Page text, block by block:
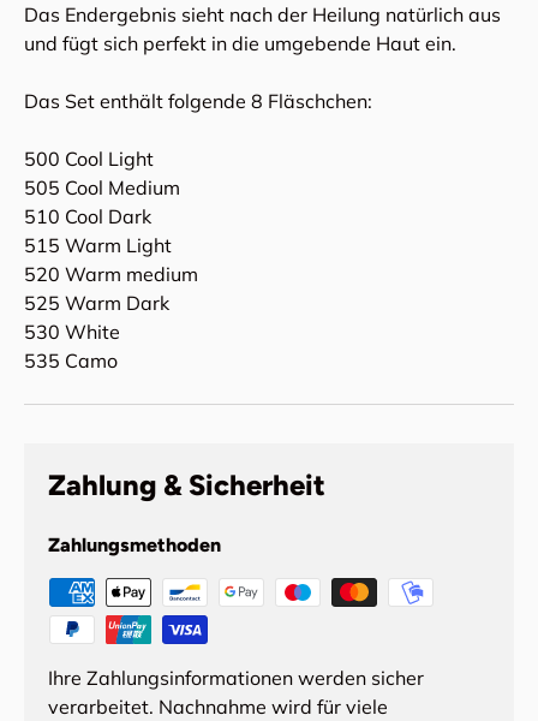
Das Endergebnis sieht nach der Heilung natürlich aus
und fügt sich perfekt in die umgebende Haut ein.
Das Set enthält folgende 8 Fläschchen:
500 Cool Light
505 Cool Medium
510 Cool Dark
515 Warm Light
520 Warm medium
525 Warm Dark
530 White
535 Camo
Zahlung & Sicherheit
Zahlungsmethoden
Ihre Zahlungsinformationen werden sicher
verarbeitet. Nachnahme wird für viele